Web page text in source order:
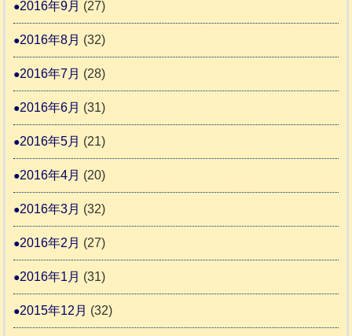
2016年9月 (27)
2016年8月 (32)
2016年7月 (28)
2016年6月 (31)
2016年5月 (21)
2016年4月 (20)
2016年3月 (32)
2016年2月 (27)
2016年1月 (31)
2015年12月 (32)